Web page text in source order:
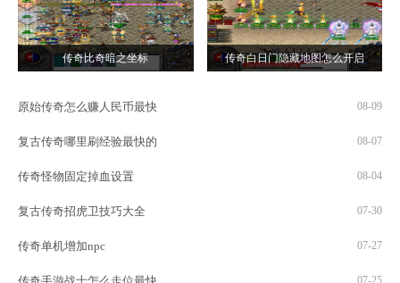
传奇比奇暗之坐标 传奇白日门隐藏地图怎么开启
原始传奇怎么赚人民币最快 08-09
复古传奇哪里刷经验最快的 08-07
传奇怪物固定掉血设置 08-04
复古传奇招虎卫技巧大全 07-30
传奇单机增加npc 07-27
07-25